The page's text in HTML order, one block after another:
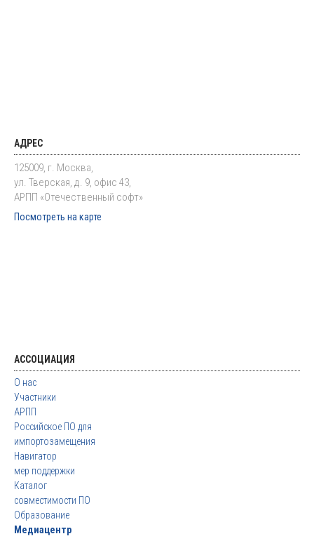
АДРЕС
125009, г. Москва,
ул. Тверская, д. 9, офис 43,
АРПП «Отечественный софт»
Посмотреть на карте
АССОЦИАЦИЯ
О нас
Участники
АРПП
Российское ПО для
импортозамещения
Навигатор
мер поддержки
Каталог
совместимости ПО
Образование
Медиацентр